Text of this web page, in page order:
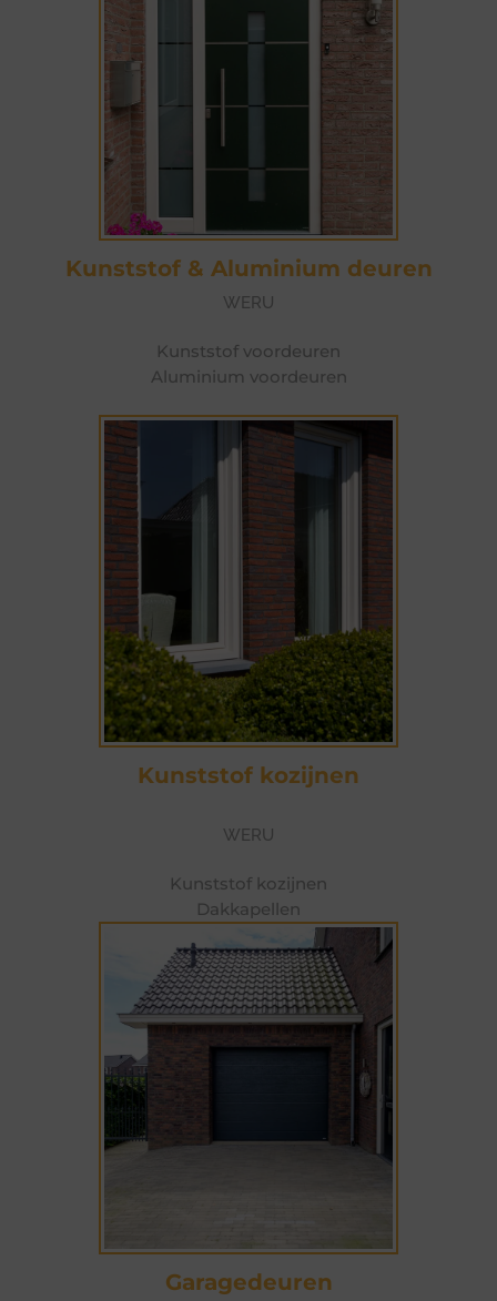
Kunststof & Aluminium deuren
WERU
Kunststof voordeuren
Aluminium voordeuren
Kunststof kozijnen
WERU
Kunststof kozijnen
Dakkapellen
Garagedeuren